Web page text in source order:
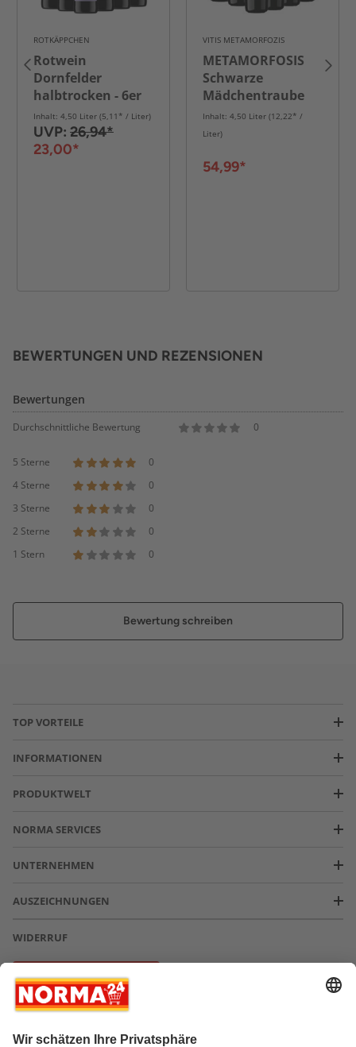
ROTKÄPPCHEN
Rotwein
Dornfelder
halbtrocken - 6er
Karton
Inhalt: 4,50 Liter (5,11* / Liter)
UVP: 26,94*
23,00*
VITIS METAMORFOZIS
METAMORFOSIS
Schwarze
Mädchentraube
(Feteascä Neagrä) -
6er Karton
Inhalt: 4,50 Liter (12,22* /
Liter)
54,99*
BEWERTUNGEN UND REZENSIONEN
Bewertungen
Durchschnittliche Bewertung 0
5 Sterne
0
4 Sterne
0
3 Sterne
0
2 Sterne
0
1 Stern
0
Bewertung schreiben
TOP VORTEILE
INFORMATIONEN
PRODUKTWELT
NORMA SERVICES
UNTERNEHMEN
AUSZEICHNUNGEN
WIDERRUF
Vertrag widerrufen